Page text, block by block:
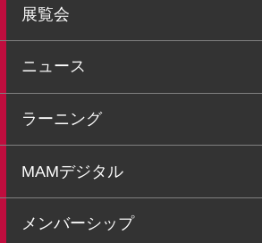
展覧会
ニュース
ラーニング
MAMデジタル
メンバーシップ